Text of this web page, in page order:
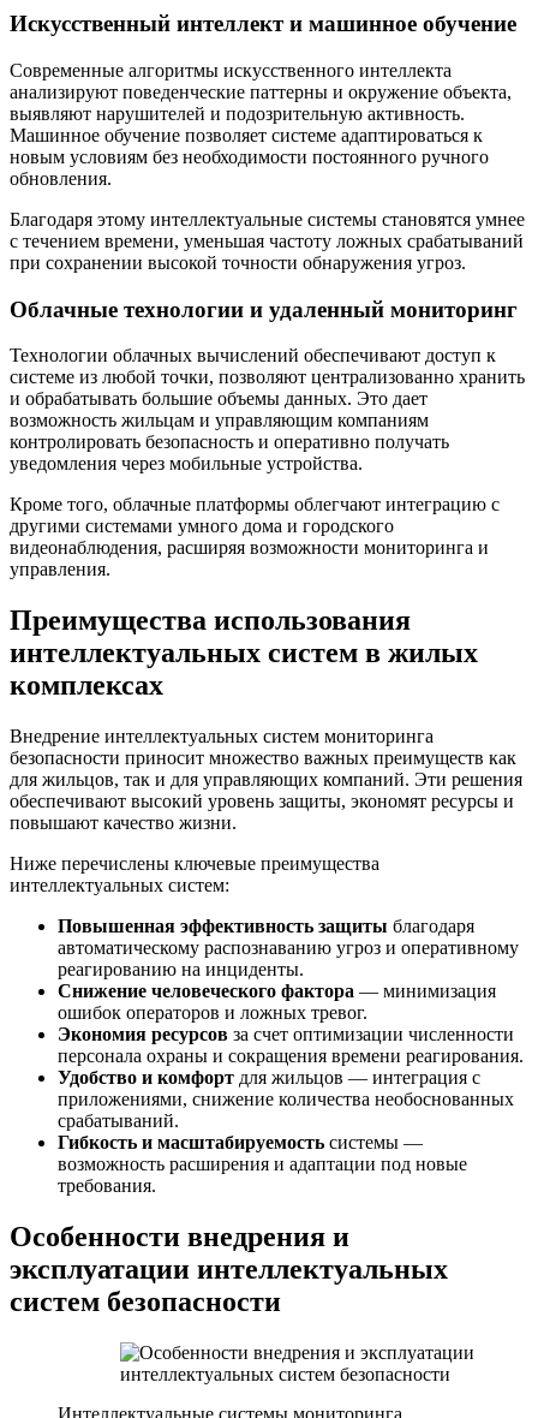
Искусственный интеллект и машинное обучение
Современные алгоритмы искусственного интеллекта
анализируют поведенческие паттерны и окружение объекта,
выявляют нарушителей и подозрительную активность.
Машинное обучение позволяет системе адаптироваться к
новым условиям без необходимости постоянного ручного
обновления.
Благодаря этому интеллектуальные системы становятся умнее
с течением времени, уменьшая частоту ложных срабатываний
при сохранении высокой точности обнаружения угроз.
Облачные технологии и удаленный мониторинг
Технологии облачных вычислений обеспечивают доступ к
системе из любой точки, позволяют централизованно хранить
и обрабатывать большие объемы данных. Это дает
возможность жильцам и управляющим компаниям
контролировать безопасность и оперативно получать
уведомления через мобильные устройства.
Кроме того, облачные платформы облегчают интеграцию с
другими системами умного дома и городского
видеонаблюдения, расширяя возможности мониторинга и
управления.
Преимущества использования
интеллектуальных систем в жилых
комплексах
Внедрение интеллектуальных систем мониторинга
безопасности приносит множество важных преимуществ как
для жильцов, так и для управляющих компаний. Эти решения
обеспечивают высокий уровень защиты, экономят ресурсы и
повышают качество жизни.
Ниже перечислены ключевые преимущества
интеллектуальных систем:
Повышенная эффективность защиты благодаря
автоматическому распознаванию угроз и оперативному
реагированию на инциденты.
Снижение человеческого фактора — минимизация
ошибок операторов и ложных тревог.
Экономия ресурсов за счет оптимизации численности
персонала охраны и сокращения времени реагирования.
Удобство и комфорт для жильцов — интеграция с
приложениями, снижение количества необоснованных
срабатываний.
Гибкость и масштабируемость системы —
возможность расширения и адаптации под новые
требования.
Особенности внедрения и
эксплуатации интеллектуальных
систем безопасности
Интеллектуальные системы мониторинга